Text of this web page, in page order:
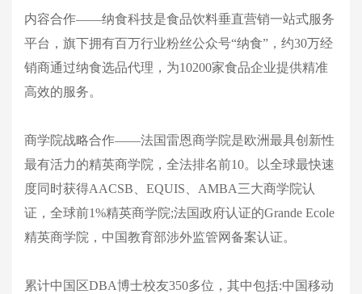
内容合作——纳食科技是食品饮料垂直营销一站式服务
平台，旗下拥有百万行业粉丝公众号“纳食”，约30万经
销商通过纳食选品代理，为10200家食品企业提供精准
高效的服务。
商学院战略合作——法国雷恩商学院是欧洲最具创新性
最有活力的精英商学院，全法排名前10。以全球最快速
度同时获得AACSB、EQUIS、AMBA三大商学院认
证，全球前1%精英商学院;法国政府认证的Grande Ecole
精英商学院，中国教育部涉外监管网备案认证。
累计中国区DBA博士校友350多位，其中包括:中国移动